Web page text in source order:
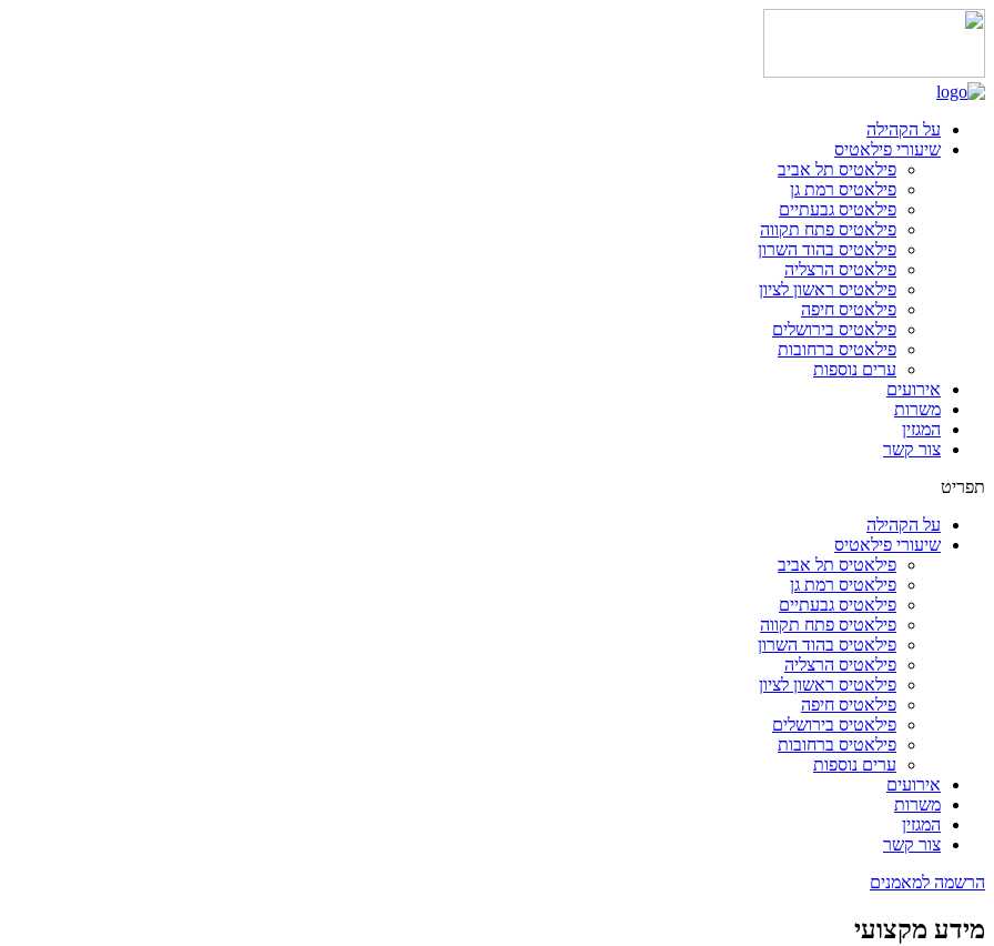
על הקהילה
שיעורי פילאטיס
פילאטיס תל אביב
פילאטיס רמת גן
פילאטיס גבעתיים
פילאטיס פתח תקווה
פילאטיס בהוד השרון
פילאטיס הרצליה
פילאטיס ראשון לציון
פילאטיס חיפה
פילאטיס בירושלים
פילאטיס ברחובות
ערים נוספות
אירועים
משרות
המגזין
צור קשר
תפריט
על הקהילה
שיעורי פילאטיס
פילאטיס תל אביב
פילאטיס רמת גן
פילאטיס גבעתיים
פילאטיס פתח תקווה
פילאטיס בהוד השרון
פילאטיס הרצליה
פילאטיס ראשון לציון
פילאטיס חיפה
פילאטיס בירושלים
פילאטיס ברחובות
ערים נוספות
אירועים
משרות
המגזין
צור קשר
הרשמה למאמנים
מידע מקצועי